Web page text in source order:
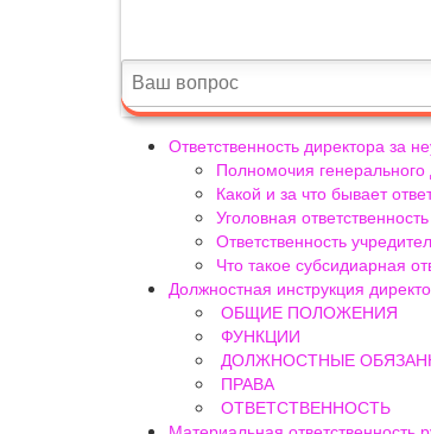
Ответственность директора за
Полномочия
Какой и за что бывает
Уголовная
Ответственность
Что такое субсидиарная
Должностная инструкция
ОБЩИЕ ПОЛОЖЕНИЯ
ФУНКЦИИ
ДОЛЖНОСТНЫЕ
ПРАВА
ОТВЕТСТВЕННОСТЬ